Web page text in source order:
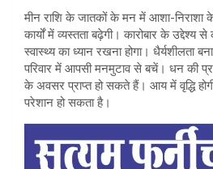
मीन राशि के जातकों के मन में आशा-निराशा
कार्यों में व्यस्तता बढ़ेगी। कारोबार के उद्देश्य
स्वास्थ्य का ध्यान रखना होगा। धैर्यशीलता
परिवार में आपसी मनमुटाव से बचें। धन की
के अवसर प्राप्त हो सकते हैं। आय में वृद्धि
परेशान हो सकता है।